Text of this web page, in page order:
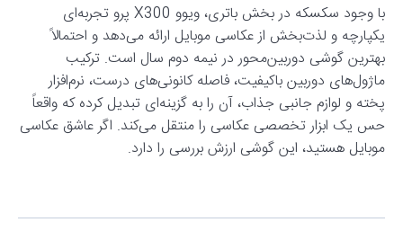
با وجود سکسکه در بخش باتری، ویوو X300 پرو تجربه‌ای
یکپارچه و لذت‌بخش از عکاسی موبایل ارائه می‌دهد و احتمالاً
بهترین گوشی دوربین‌محور در نیمه دوم سال است. ترکیب
ماژول‌های دوربین باکیفیت، فاصله کانونی‌های درست، نرم‌افزار
پخته و لوازم جانبی جذاب، آن را به گزینه‌ای تبدیل کرده که واقعاً
حس یک ابزار تخصصی عکاسی را منتقل می‌کند. اگر عاشق عکاسی
موبایل هستید، این گوشی ارزش بررسی را دارد.